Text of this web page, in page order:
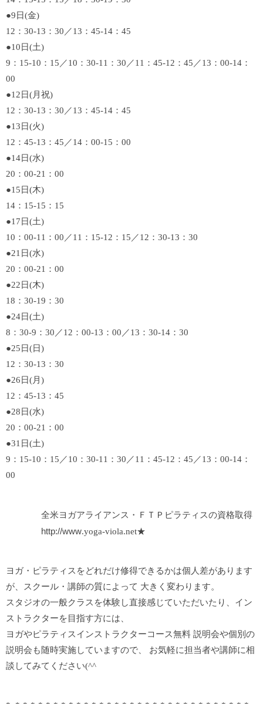
●9日(金)
12：30-13：30／13：45-14：45
●10日(土)
9：15-10：15／10：30-11：30／11：45-12：45／13：00-14：
00
●12日(月祝)
12：30-13：30／13：45-14：45
●13日(火)
12：45-13：45／14：00-15：00
●14日(水)
20：00-21：00
●15日(木)
14：15-15：15
●17日(土)
10：00-11：00／11：15-12：15／12：30-13：30
●21日(水)
20：00-21：00
●22日(木)
18：30-19：30
●24日(土)
8：30-9：30／12：00-13：00／13：30-14：30
●25日(日)
12：30-13：30
●26日(月)
12：45-13：45
●28日(水)
20：00-21：00
●31日(土)
9：15-10：15／10：30-11：30／11：45-12：45／13：00-14：
00
全米ヨガアライアンス・ＦＴＰピラティスの資格取得
http://www.yoga-viola.net★
ヨガ・ピラティスをどれだけ修得できるかは個人差があります
が、スクール・講師の質によって 大きく変わります。
スタジオの一般クラスを体験し直接感じていただいたり、イン
ストラクターを目指す方には、
ヨガやピラティスインストラクターコース無料 説明会や個別の
説明会も随時実施していますので、 お気軽に担当者や講師に相
談してみてください(^^